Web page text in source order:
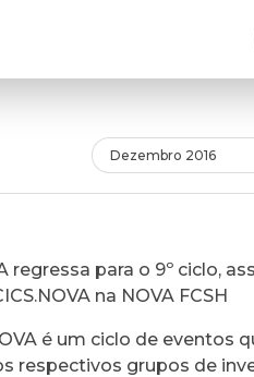
Dezembro 2016
regressa para o 9º ciclo,
na NOVA FCSH
é um ciclo de eventos
respectivos grupos de